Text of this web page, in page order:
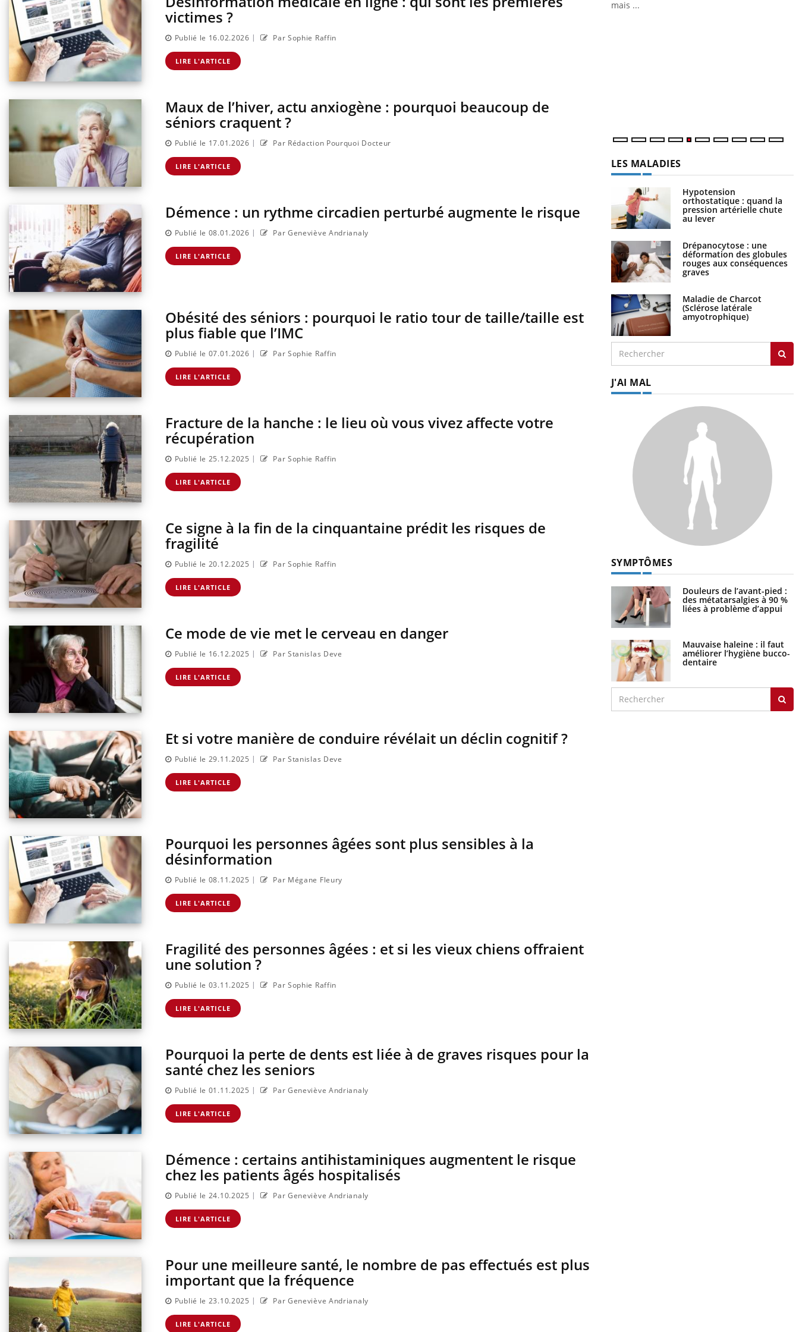
victimes ?
Publié le 16.02.2026 | Par Sophie Raffin
LIRE L'ARTICLE
Maux de l’hiver, actu anxiogène : pourquoi beaucoup de
séniors craquent ?
Publié le 17.01.2026 | Par Rédaction Pourquoi Docteur
LIRE L'ARTICLE
Démence : un rythme circadien perturbé augmente le risque
Publié le 08.01.2026 | Par Geneviève Andrianaly
LIRE L'ARTICLE
Obésité des séniors : pourquoi le ratio tour de taille/taille est
plus fiable que l’IMC
Publié le 07.01.2026 | Par Sophie Raffin
LIRE L'ARTICLE
Fracture de la hanche : le lieu où vous vivez affecte votre
récupération
Publié le 25.12.2025 | Par Sophie Raffin
LIRE L'ARTICLE
Ce signe à la fin de la cinquantaine prédit les risques de
fragilité
Publié le 20.12.2025 | Par Sophie Raffin
LIRE L'ARTICLE
Ce mode de vie met le cerveau en danger
Publié le 16.12.2025 | Par Stanislas Deve
LIRE L'ARTICLE
Et si votre manière de conduire révélait un déclin cognitif ?
Publié le 29.11.2025 | Par Stanislas Deve
LIRE L'ARTICLE
Pourquoi les personnes âgées sont plus sensibles à la
désinformation
Publié le 08.11.2025 | Par Mégane Fleury
LIRE L'ARTICLE
Fragilité des personnes âgées : et si les vieux chiens offraient
une solution ?
Publié le 03.11.2025 | Par Sophie Raffin
LIRE L'ARTICLE
Pourquoi la perte de dents est liée à de graves risques pour la
santé chez les seniors
Publié le 01.11.2025 | Par Geneviève Andrianaly
LIRE L'ARTICLE
Démence : certains antihistaminiques augmentent le risque
chez les patients âgés hospitalisés
Publié le 24.10.2025 | Par Geneviève Andrianaly
LIRE L'ARTICLE
Pour une meilleure santé, le nombre de pas effectués est plus
important que la fréquence
Publié le 23.10.2025 | Par Geneviève Andrianaly
LIRE L'ARTICLE
montrer ...
carence en fer sont multiples ce qui la rend
...
patients comme parfois chez les soignants.
soleil, activités en plein air… Nos mains sont
mais ...
LES MALADIES
Hypotension
orthostatique : quand la
pression artérielle chute
au lever
Drépanocytose : une
déformation des globules
rouges aux conséquences
graves
Maladie de Charcot
(Sclérose latérale
amyotrophique)
J'AI MAL
SYMPTÔMES
Douleurs de l’avant-pied :
des métatarsalgies à 90 %
liées à problème d’appui
Mauvaise haleine : il faut
améliorer l’hygiène bucco-
dentaire